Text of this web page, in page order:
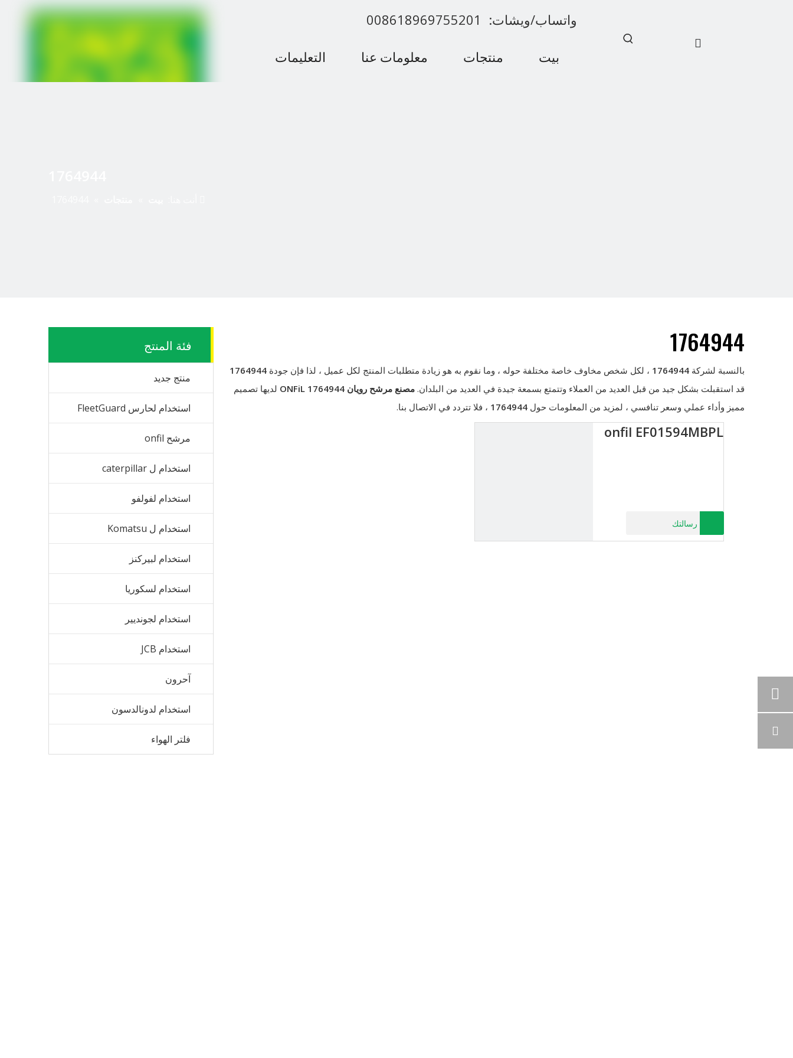
واتساب/ويشات: 008618969755201
بيت منتجات معلومات عنا
التعليمات
فئة المنتج
منتج جديد
استخدام لحارس FleetGuard
مرشح onfil
استخدام ل caterpillar
استخدام لفولفو
استخدام ل Komatsu
استخدام لبيركنز
استخدام لسكوريا
استخدام لجونديير
استخدام JCB
آحرون
استخدام لدونالدسون
فلتر الهواء
1764944
بالنسبة لشركة 1764944 ، لكل شخص مخاوف خاصة مختلفة حوله ، وما نقوم به هو زيادة متطلبات المنتج لكل عميل ، لذا فإن جودة 1764944
قد استقبلت بشكل جيد من قبل العديد من العملاء وتتمتع بسمعة جيدة في العديد من البلدان. مصنع مرشح رويان ONFiL 1764944
لديها تصميم
مميز وأداء عملي وسعر تنافسي ، لمزيد من المعلومات حول 1764944 ، فلا تتردد في الاتصال بنا.
onfil EF01594MBPL
رسالتك